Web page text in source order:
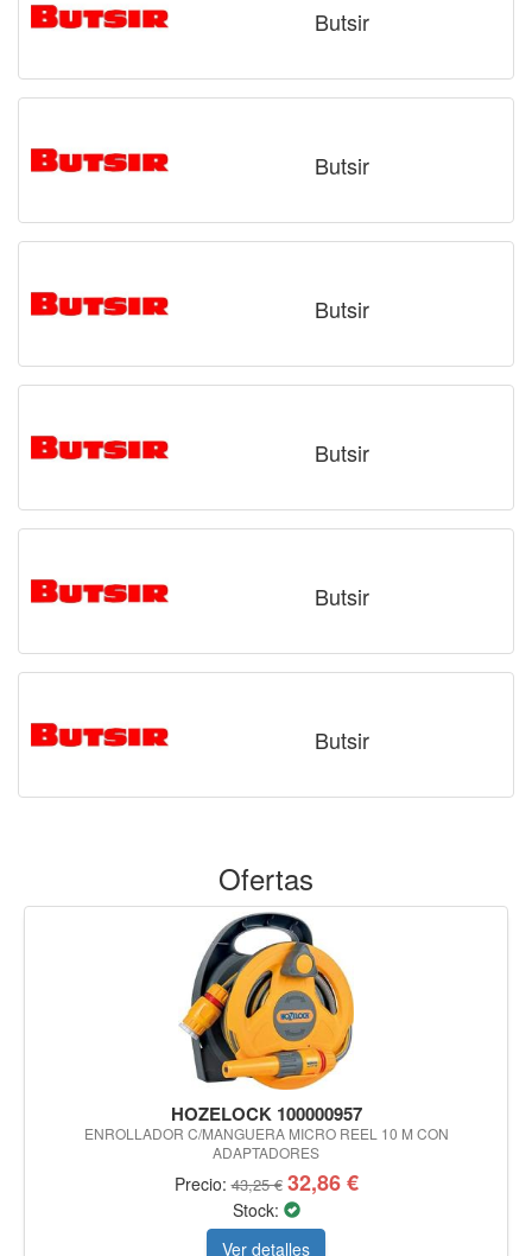
Butsir
Butsir
Butsir
Butsir
Butsir
Butsir
Ofertas
HOZELOCK 100000957
ENROLLADOR C/MANGUERA MICRO REEL 10 M CON
ADAPTADORES
Precio:43,25 € 32,86 €
Stock:
Ver detalles